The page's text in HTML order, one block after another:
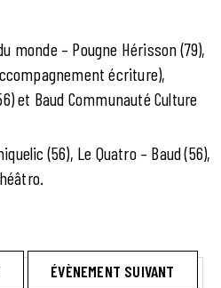
monde – Pougne Hérisson (79),
écriture),
et Baud Communauté Culture
(56), Le Quatro – Baud (56),
ÉVÈNEMENT SUIVANT